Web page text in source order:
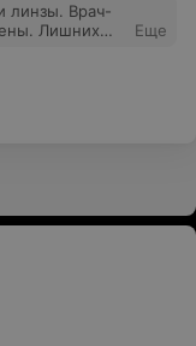
линзы. Врач-
Лишних
Еще